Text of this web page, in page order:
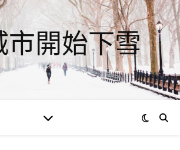
市開始下雪